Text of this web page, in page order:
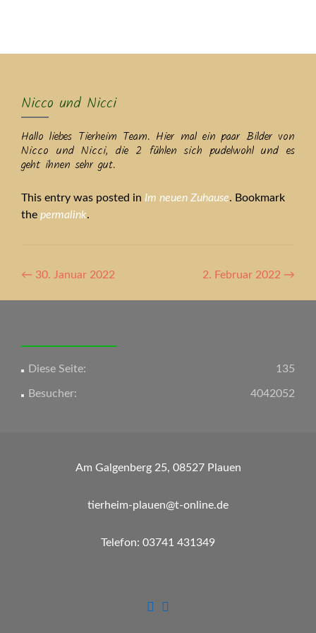
Nicco und Nicci
Hallo liebes Tierheim Team. Hier mal ein paar Bilder von
Nicco und Nicci, die 2 fühlen sich pudelwohl und es
geht ihnen sehr gut.
This entry was posted in Im neuen Zuhause. Bookmark
the permalink.
Artikel-
Navigation
← 30. Januar 2022 2. Februar 2022 →
135
Diese Seite:
4042052
Besucher:
Am Galgenberg 25, 08527 Plauen
tierheim-plauen@t-online.de
Telefon: 03741 431349